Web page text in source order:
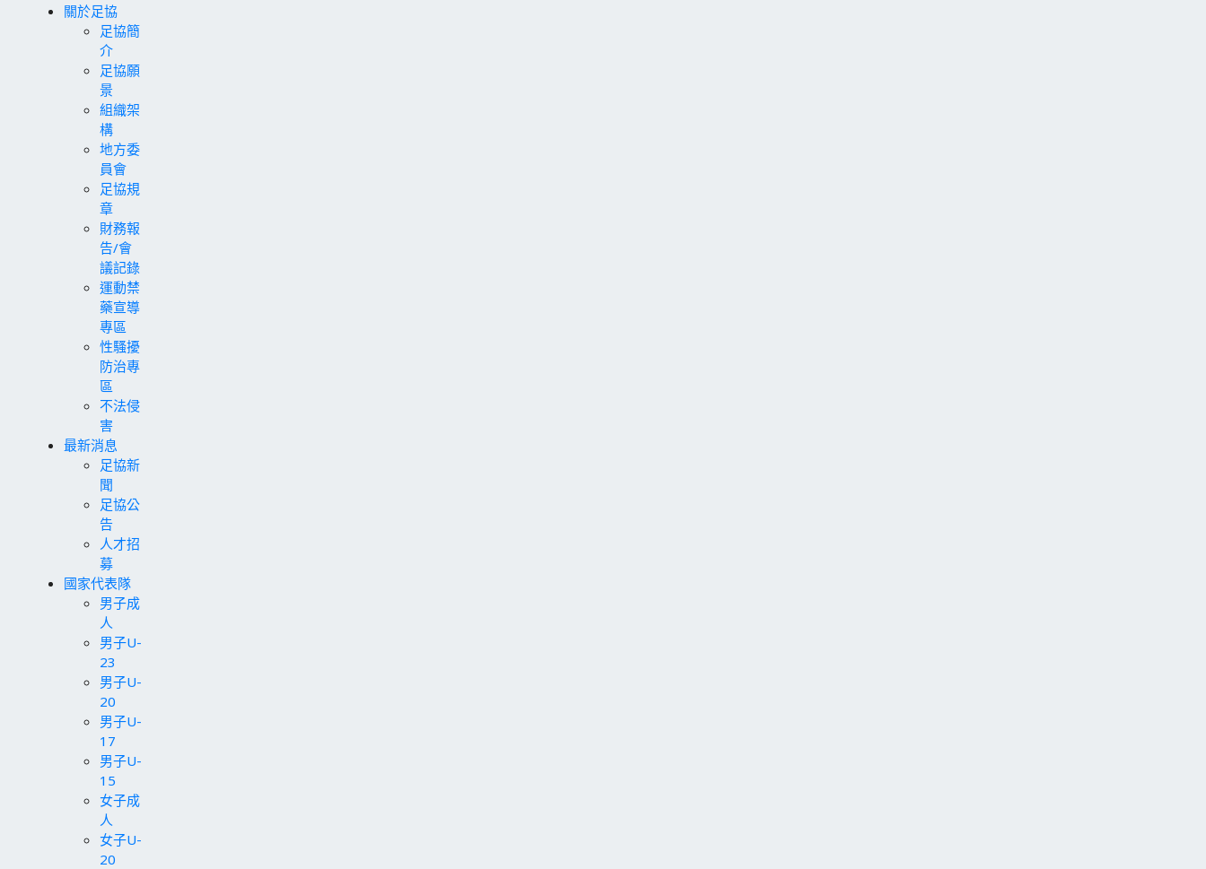
關於足協
足協簡
介
足協願
景
組織架
構
地方委
員會
足協規
章
財務報
告/會
議記錄
運動禁
藥宣導
專區
性騷擾
防治專
區
不法侵
害
最新消息
足協新
聞
足協公
告
人才招
募
國家代表隊
男子成
人
男子U-
23
男子U-
20
男子U-
17
男子U-
15
女子成
人
女子U-
20